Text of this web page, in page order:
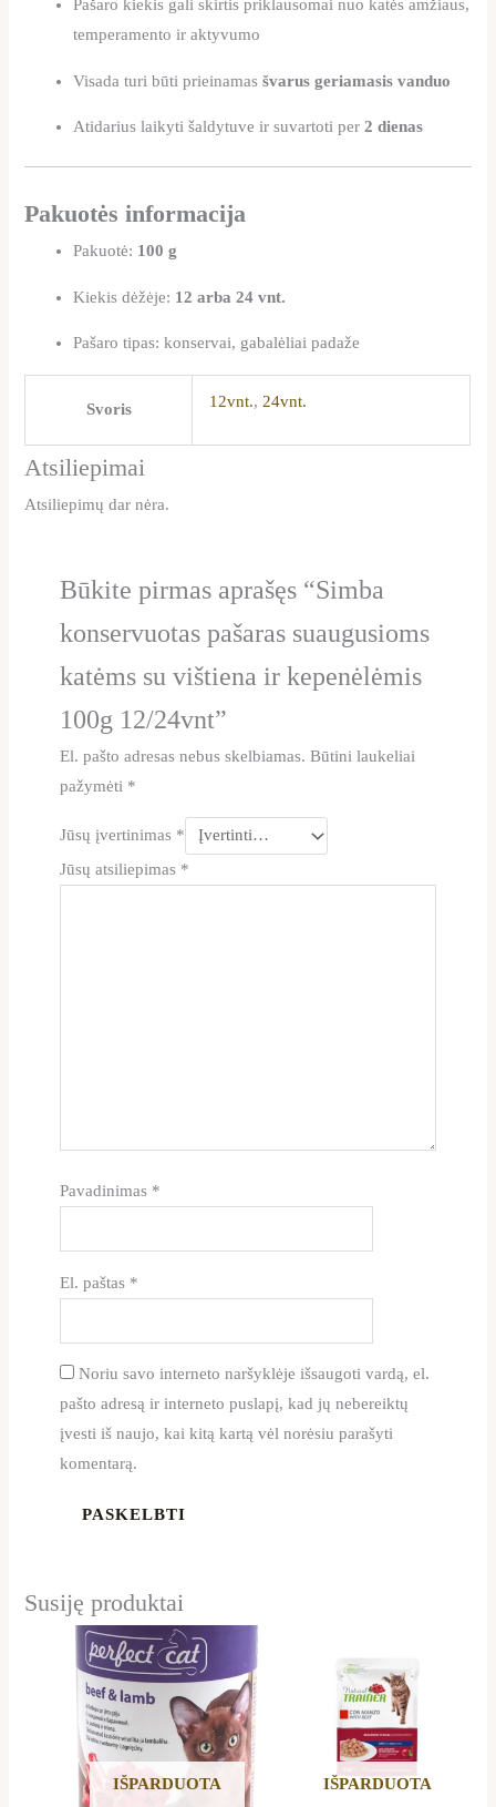
Pašaro kiekis gali skirtis priklausomai nuo katės amžiaus,
temperamento ir aktyvumo
Visada turi būti prieinamasšvarus geriamasis vanduo
Atidarius laikyti šaldytuve ir suvartoti per2 dienas
Pakuotės informacija
Pakuotė: 100 g
Kiekis dėžėje: 12 arba 24 vnt.
Pašaro tipas: konservai, gabalėliai padaže
Svoris 12vnt., 24vnt.
Atsiliepimai
Atsiliepimų dar nėra.
Būkite pirmas aprašęs “Simba
konservuotas pašaras suaugusioms
katėms su vištiena ir kepenėlėmis
100g 12/24vnt”
El. pašto adresas nebus skelbiamas. Būtini laukeliai
pažymėti *
Jūsų įvertinimas *
Jūsų atsiliepimas *
Pavadinimas *
El. paštas *
Noriu savo interneto naršyklėje išsaugoti vardą, el.
pašto adresą ir interneto puslapį, kad jų nebereiktų
įvesti iš naujo, kai kitą kartą vėl norėsiu parašyti
komentarą.
Susiję produktai
IŠPARDUOTA IŠPARDUOTA